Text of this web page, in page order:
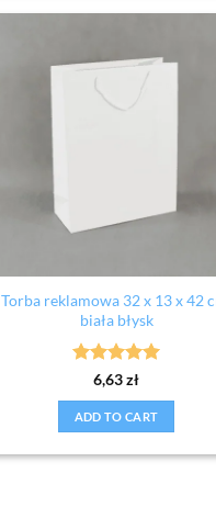
Torba reklamowa 32 x 13 x 42
biała błysk
Rated5
6,63zł
ADD TO CART